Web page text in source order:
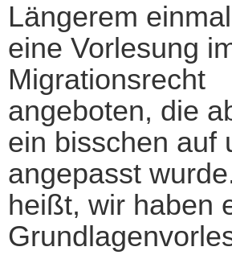
Längerem
eine Vorlesung
Migrationsrecht
angeboten, die
ein bisschen auf
angepasst
heißt, wir haben